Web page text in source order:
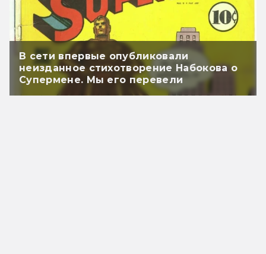
В сети впервые опубликовали
неизданное стихотворение Набокова о
Супермене. Мы его перевели